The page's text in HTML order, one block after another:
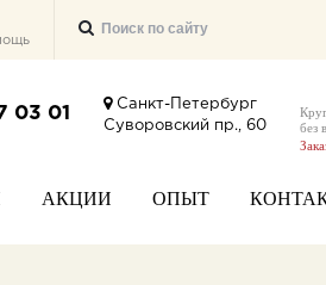
03 01
Санкт-Петербург
Суворовский пр., 60
без
АКЦИИ ОПЫТ